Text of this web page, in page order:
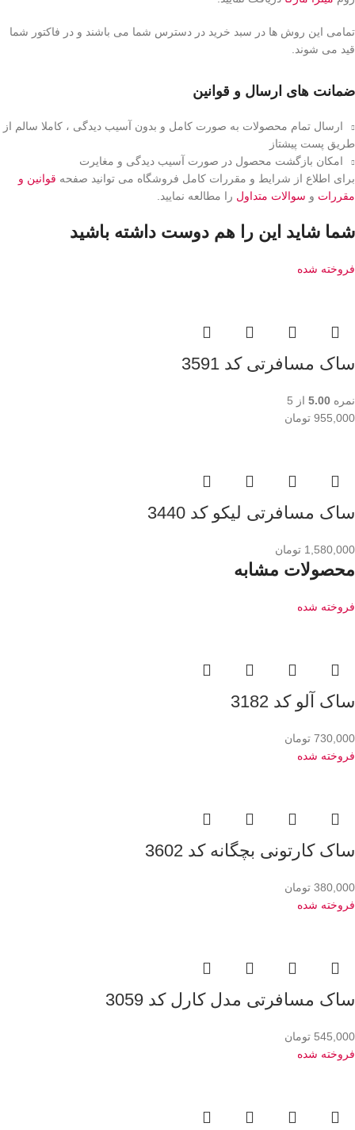
تمامی این روش ها در سبد خرید در دسترس شما می باشند و در فاکتور شما
قید می شوند.
ضمانت های ارسال و قوانین
ارسال تمام محصولات به صورت کامل و بدون آسیب دیدگی ، کاملا سالم از
طریق پست پیشتاز
امکان بازگشت محصول در صورت آسیب دیدگی و مغایرت
برای اطلاع از شرایط و مقررات کامل فروشگاه می توانید صفحه قوانین و
مقررات و سوالات متداول را مطالعه نمایید.
شما شاید این را هم دوست داشته باشید
فروخته شده
ساک مسافرتی کد 3591
نمره 5.00 از 5
955,000 تومان
ساک مسافرتی لیکو کد 3440
1,580,000 تومان
محصولات مشابه
فروخته شده
ساک آلو کد 3182
730,000 تومان
فروخته شده
ساک کارتونی بچگانه کد 3602
380,000 تومان
فروخته شده
ساک مسافرتی مدل کارل کد 3059
545,000 تومان
فروخته شده